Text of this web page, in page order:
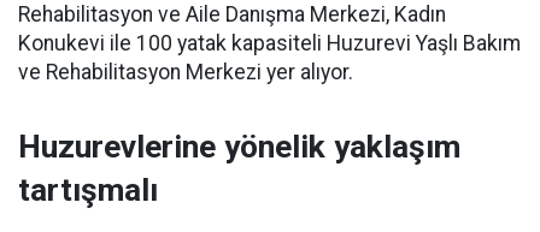
Rehabilitasyon ve Aile Danışma Merkezi, Kadın
Konukevi ile 100 yatak kapasiteli Huzurevi Yaşlı Bakım
ve Rehabilitasyon Merkezi yer alıyor.
Huzurevlerine yönelik yaklaşım
tartışmalı